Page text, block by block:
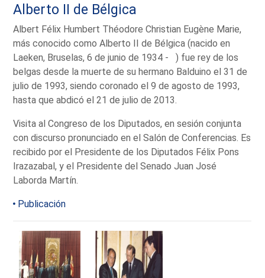
Alberto II de Bélgica
Albert Félix Humbert Théodore Christian Eugène Marie,
más conocido como Alberto II de Bélgica (nacido en
Laeken, Bruselas, 6 de junio de 1934 - ) fue rey de los
belgas desde la muerte de su hermano Balduino el 31 de
julio de 1993, siendo coronado el 9 de agosto de 1993,
hasta que abdicó el 21 de julio de 2013.
Visita al Congreso de los Diputados, en sesión conjunta
con discurso pronunciado en el Salón de Conferencias. Es
recibido por el Presidente de los Diputados Félix Pons
Irazazabal, y el Presidente del Senado Juan José
Laborda Martín.
Publicación